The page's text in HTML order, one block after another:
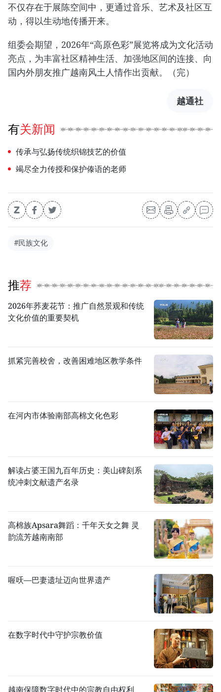
不仅存在于展陈空间中，更通过音乐、艺术及社区互
动，得以生动地传播开来。
组委会期望，2026年“高原色彩”展览将成为文化活动
亮点，为丰富社区精神生活、加强地区间的连接、向
国内外朋友推广越南风土人情作出贡献。（完）
越通社
有关新闻
传承与弘扬传统织锦技艺的价值
竭尽全力传授和保护傣语的老师
#民族文化
推荐
2026年荞麦花节：推广自然景观和传统
文化价值的重要契机
抓紧完善校舍，改善困难地区教学条件
在河内市体验南部高棉文化色彩
解读占婆王国九百年历史：美山碑刻系
统冲刺文献遗产名录
高棉族Apsara舞蹈：千年天女之舞 灵
韵流芳越南南部
喔㕭—巴妻遗址迈向世界遗产
在数字时代中守护宗教价值
越南保障数字时代中的宗教自由权利